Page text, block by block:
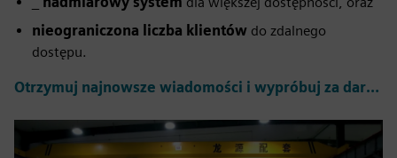
nieograniczona liczba klientów do zdalnego
dostępu.
Otrzymuj najnowsze wiadomości i wypróbuj za darmo >